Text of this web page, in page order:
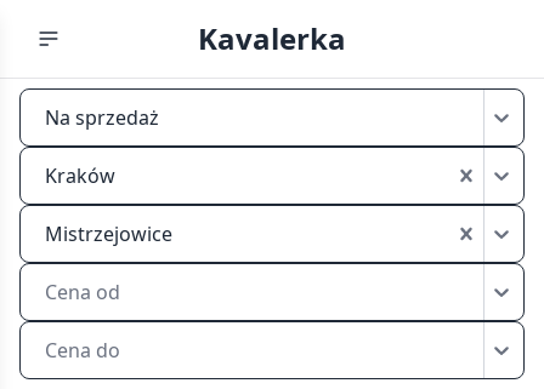
Kavalerka
Tanie
na
Kraków
Na sprzedaż
Kraków
Mistrzejowice
Cena od
Cena do